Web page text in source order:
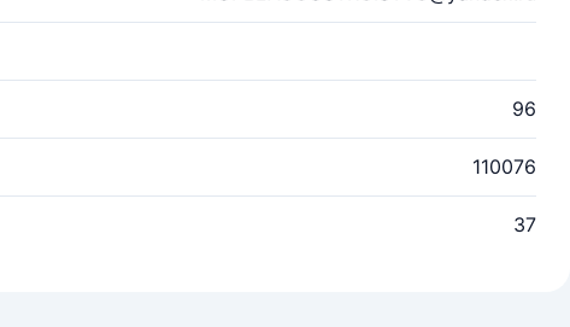
96
110076
37